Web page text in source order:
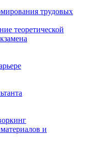
трудовых
теоретической
и